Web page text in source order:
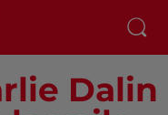
Dalin